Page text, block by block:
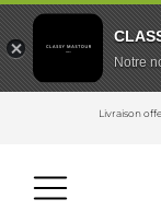
Livraison
Notre